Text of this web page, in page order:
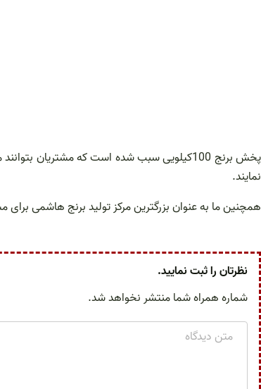
پخش برنج 100کیلویی سبب شده است که
نمایند.
همچنین ما به عنوان بزرگترین مرکز تولید برنج هاشمی برای مشتریان خود این فضا را
نظرتان را ثبت نمایید.
شماره همراه شما منتشر نخواهد شد.